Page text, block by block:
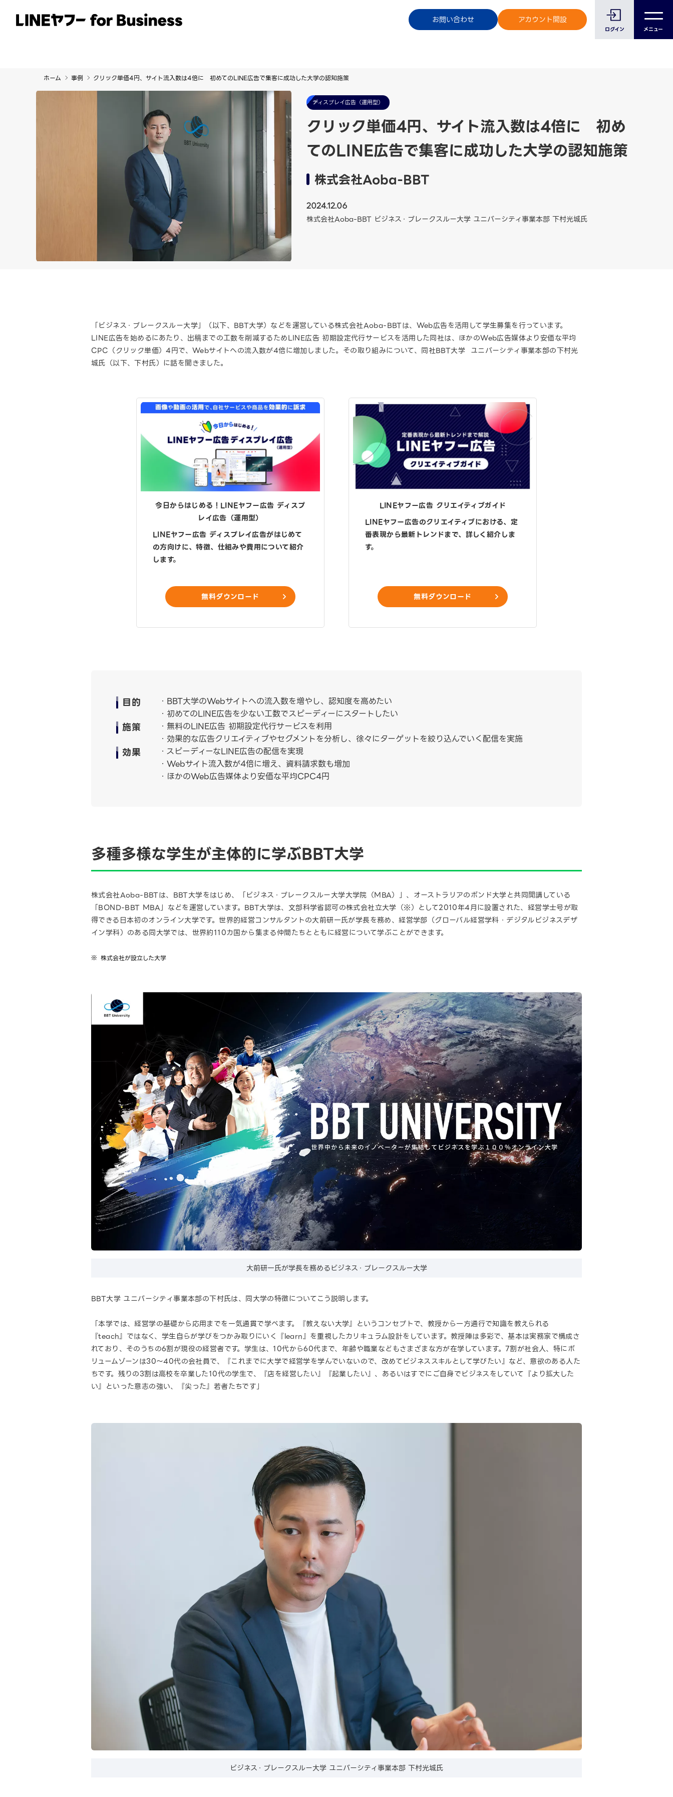
お問い合わせ アカウント開設
ログイン メニュー
サービス 事例 イベント・セミナー ご利用中のお客様へ
ホーム 事例 クリック単価4円、サイト流入数は4倍に 初めてのLINE広告で集客に成功した大学の認知施策
ディスプレイ広告（運用型）
クリック単価4円、サイト流入数は4倍に 初め
てのLINE広告で集客に成功した大学の認知施策
株式会社Aoba-BBT
2024.12.06
株式会社Aoba-BBT ビジネス・ブレークスルー大学 ユニバーシティ事業本部 下村光城氏
「ビジネス・ブレークスルー大学」（以下、BBT大学）などを運営している株式会社Aoba-BBTは、Web広告を活用して学生募集を行っています。
LINE広告を始めるにあたり、出稿までの工数を削減するためLINE広告 初期設定代行サービスを活用した同社は、ほかのWeb広告媒体より安価な平均
CPC（クリック単価）4円で、Webサイトへの流入数が4倍に増加しました。その取り組みについて、同社BBT大学 ユニバーシティ事業本部の下村光
城氏（以下、下村氏）に話を聞きました。
今日からはじめる！ LINEヤフー広告 ディスプ
レイ広告（運用型）
LINEヤフー広告 ディスプレイ広告がはじめて
の方向けに、特徴、仕組みや費用について紹介
します。
無料ダウンロード
LINEヤフー広告 クリエイティブガイド
LINEヤフー広告のクリエイティブにおける、定
番表現から最新トレンドまで、詳しく紹介しま
す。
無料ダウンロード
目的
・BBT大学のWebサイトへの流入数を増やし、認知度を高めたい
・初めてのLINE広告を少ない工数でスピーディーにスタートしたい
施策
・無料のLINE広告 初期設定代行サービスを利用
・効果的な広告クリエイティブやセグメントを分析し、徐々にターゲットを絞り込んでいく配信を実施
効果
・スピーディーなLINE広告の配信を実現
・Webサイト流入数が4倍に増え、資料請求数も増加
・ほかのWeb広告媒体より安価な平均CPC4円
多種多様な学生が主体的に学ぶBBT大学
株式会社Aoba-BBTは、BBT大学をはじめ、「ビジネス・ブレークスルー大学大学院（MBA）」、オーストラリアのボンド大学と共同開講している
「BOND-BBT MBA」などを運営しています。BBT大学は、文部科学省認可の株式会社立大学（※）として2010年4月に設置された、経営学士号が取
得できる日本初のオンライン大学です。世界的経営コンサルタントの大前研一氏が学長を務め、経営学部（グローバル経営学科・デジタルビジネスデザ
イン学科）のある同大学では、世界約110カ国から集まる仲間たちとともに経営について学ぶことができます。
株式会社が設立した大学
大前研一氏が学長を務めるビジネス・ブレークスルー大学
BBT大学 ユニバーシティ事業本部の下村氏は、同大学の特徴についてこう説明します。
「本学では、経営学の基礎から応用までを一気通貫で学べます。『教えない大学』というコンセプトで、教授から一方通行で知識を教えられる
『teach』ではなく、学生自らが学びをつかみ取りにいく『learn』を重視したカリキュラム設計をしています。教授陣は多彩で、基本は実務家で構成さ
れており、そのうちの6割が現役の経営者です。学生は、10代から60代まで、年齢や職業などもさまざまな方が在学しています。7割が社会人、特にボ
リュームゾーンは30～40代の会社員で、『これまでに大学で経営学を学んでいないので、改めてビジネススキルとして学びたい』など、意欲のある人た
ちです。残りの3割は高校を卒業した10代の学生で、『店を経営したい』『起業したい』、あるいはすでにご自身でビジネスをしていて『より拡大した
い』といった意志の強い、『尖った』若者たちです」
ビジネス・ブレークスルー大学 ユニバーシティ事業本部 下村光城氏